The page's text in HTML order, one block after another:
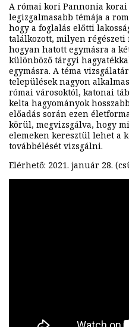
A római kori Pannonia
legizgalmasabb témája a
hogy a foglalás előtti
találkozott, milyen régészeti
hogyan hatott egymásra a
különböző tárgyi
egymásra. A téma
települések nagyon
római városoktól, katonai
kelta hagyományok
előadás során ezen
körül, megvizsgálva, hogy
elemeken keresztül lehet a
továbbélését vizsgálni.
Elérhető: 2021. január 28.